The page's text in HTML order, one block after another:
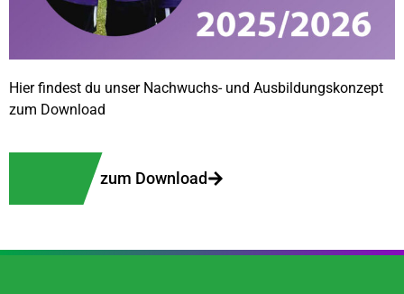
Hier findest du unser Nachwuchs- und Ausbildungskonzept
zum Download
zum Download